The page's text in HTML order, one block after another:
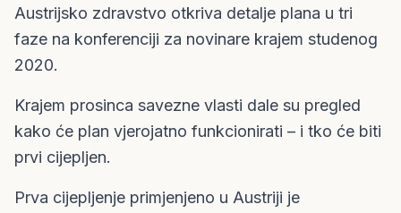
Austrijsko zdravstvo otkriva detalje plana u tri
faze na konferenciji za novinare krajem studenog
2020.
Krajem prosinca savezne vlasti dale su pregled
kako će plan vjerojatno funkcionirati – i tko će biti
prvi cijepljen.
Prva cijepljenje primjenjeno u Austriji je